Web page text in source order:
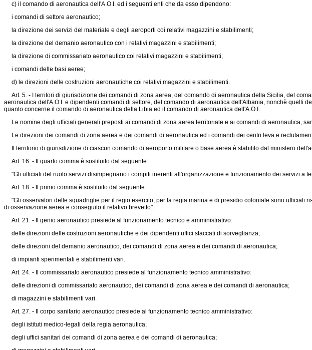
c) il comando di aeronautica dell'A.O.I. ed i seguenti enti che da esso dipendono:
i comandi di settore aeronautico;
la direzione dei servizi del materiale e degli aeroporti coi relativi magazzini e stabilimenti;
la direzione del demanio aeronautico con i relativi magazzini e stabilimenti;
la direzione di commissariato aeronautico coi relativi magazzini e stabilimenti;
i comandi delle basi aeree;
d) le direzioni delle costruzioni aeronautiche coi relativi magazzini e stabilimenti.
Art. 5. - I territori di giurisdizione dei comandi di zona aerea, del comando di aeronautica della Sicilia, del
aeronautica dell'A.O.I. e dipendenti comandi di settore, del comando di aeronautica dell'Albania, nonchè
quanto concerne il comando di aeronautica della Libia ed il comando di aeronautica dell'A.O.I.
Le nomine degli ufficiali generali preposti ai comandi di zona aerea territoriale e ai comandi di aeronautica,
Le direzioni dei comandi di zona aerea e dei comandi di aeronautica ed i comandi dei centri leva e
Il territorio di giurisdizione di ciascun comando di aeroporto militare o base aerea è stabilito dal ministero
Art. 16. - Il quarto comma è sostituito dal seguente:
"Gli ufficiali del ruolo servizi disimpegnano i compiti inerenti all'organizzazione e funzionamento dei servizi a
Art. 18. - Il primo comma è sostituito dal seguente:
"Gli osservatori delle squadriglie per il regio esercito, per la regia marina e di presidio coloniale sono ufficiali
di osservazione aerea e conseguito il relativo brevetto".
Art. 21. - Il genio aeronautico presiede al funzionamento tecnico e amministrativo:
delle direzioni delle costruzioni aeronautiche e dei dipendenti uffici staccati di sorveglianza;
delle direzioni del demanio aeronautico, dei comandi di zona aerea e dei comandi di aeronautica;
di impianti sperimentali e stabilimenti vari.
Art. 24. - Il commissariato aeronautico presiede al funzionamento tecnico amministrativo:
delle direzioni di commissariato aeronautico, dei comandi di zona aerea e dei comandi di aeronautica;
di magazzini e stabilimenti vari.
Art. 27. - Il corpo sanitario aeronautico presiede al funzionamento tecnico amministrativo:
degli istituti medico-legali della regia aeronautica;
degli uffici sanitari dei comandi di zona aerea e dei comandi di aeronautica;